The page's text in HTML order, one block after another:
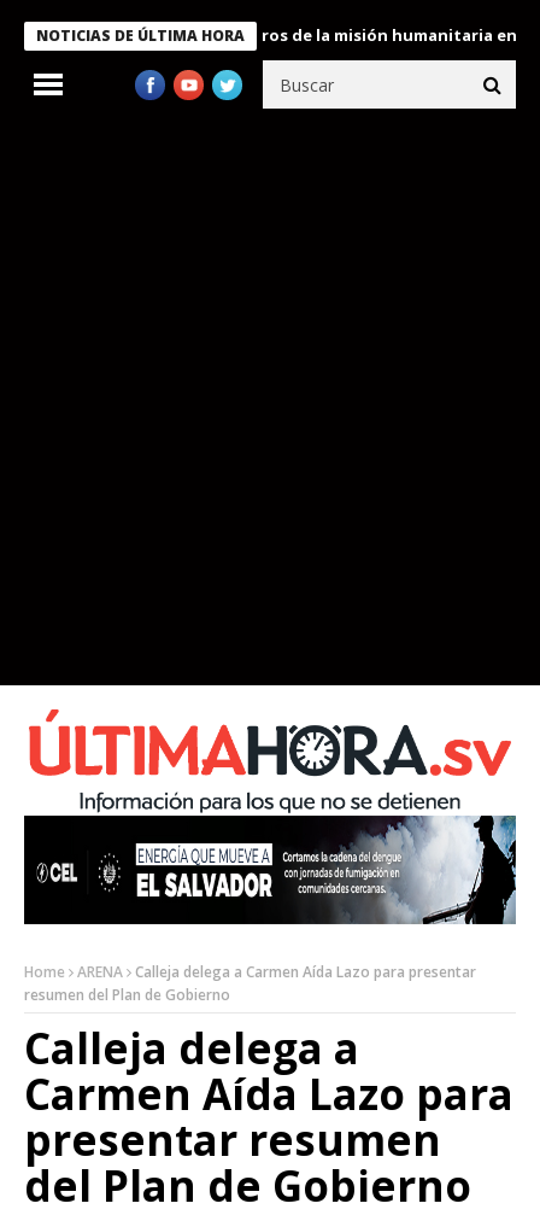
NOTICIAS DE ÚLTIMA HORA
Bukele condecora a miembros de la misión humanitaria enviada
Home ARENA Calleja delega a Carmen Aída Lazo para presentar
resumen del Plan de Gobierno
Calleja delega a
Carmen Aída Lazo para
presentar resumen
del Plan de Gobierno